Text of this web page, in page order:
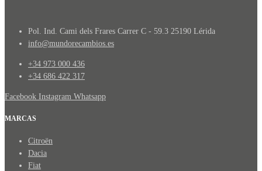
Pol. Ind. Cami dels Frares Carrer C - 59.3 25190 Lérida
info@mundorecambios.es
+34 973 000 436
+34 686 422 317
Facebook Instagram Whatsapp
MARCAS
Citroën
Dacia
Fiat